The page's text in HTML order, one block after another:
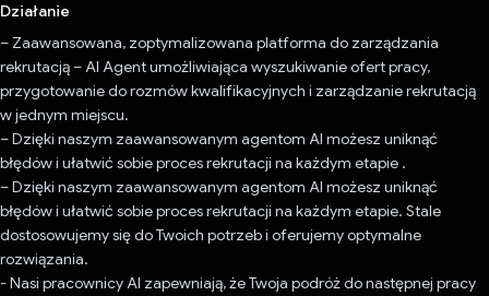
Działanie
– Zaawansowana, zoptymalizowana platforma do zarządzania
rekrutacją – AI Agent umożliwiająca wyszukiwanie ofert pracy,
przygotowanie do rozmów kwalifikacyjnych i zarządzanie rekrutacją
w jednym miejscu.
– Dzięki naszym zaawansowanym agentom AI możesz uniknąć
błędów i ułatwić sobie proces rekrutacji na każdym etapie .
– Dzięki naszym zaawansowanym agentom AI możesz uniknąć
błędów i ułatwić sobie proces rekrutacji na każdym etapie. Stale
dostosowujemy się do Twoich potrzeb i oferujemy optymalne
rozwiązania.
- Nasi pracownicy AI zapewniają, że Twoja podróż do następnej pracy